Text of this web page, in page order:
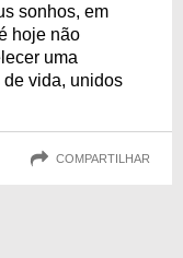
sonhos, em
hoje não
uma
vida, unidos
COMPARTILHAR